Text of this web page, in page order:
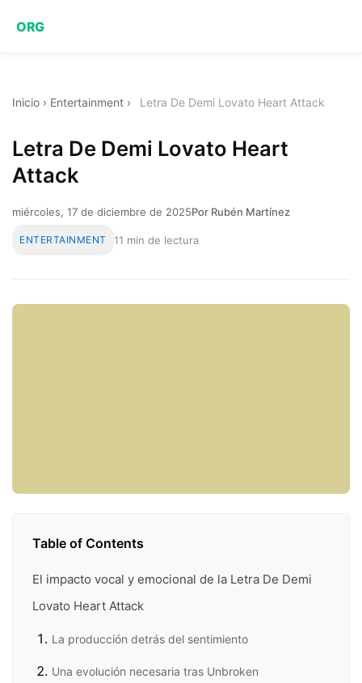
ORG
Inicio › Entertainment › Letra De Demi Lovato Heart Attack
Letra De Demi Lovato Heart
Attack
miércoles, 17 de diciembre de 2025Por Rubén Martínez
ENTERTAINMENT 11 min de lectura
Table of Contents
El impacto vocal y emocional de la Letra De Demi
Lovato Heart Attack
La producción detrás del sentimiento
Una evolución necesaria tras Unbroken